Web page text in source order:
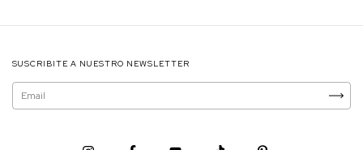
SUSCRIBITE A NUESTRO NEWSLETTER